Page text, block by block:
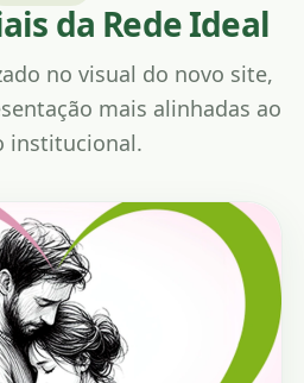
da Rede Ideal
no visual do novo site,
mais alinhadas ao
institucional.